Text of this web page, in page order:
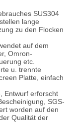
SUS304
lange
zu den Flocken
auf dem
Omron-
etc.
u. trennte
Platte, einfach
Entwurf erforscht
SGS-
worden auf den
Qualität der